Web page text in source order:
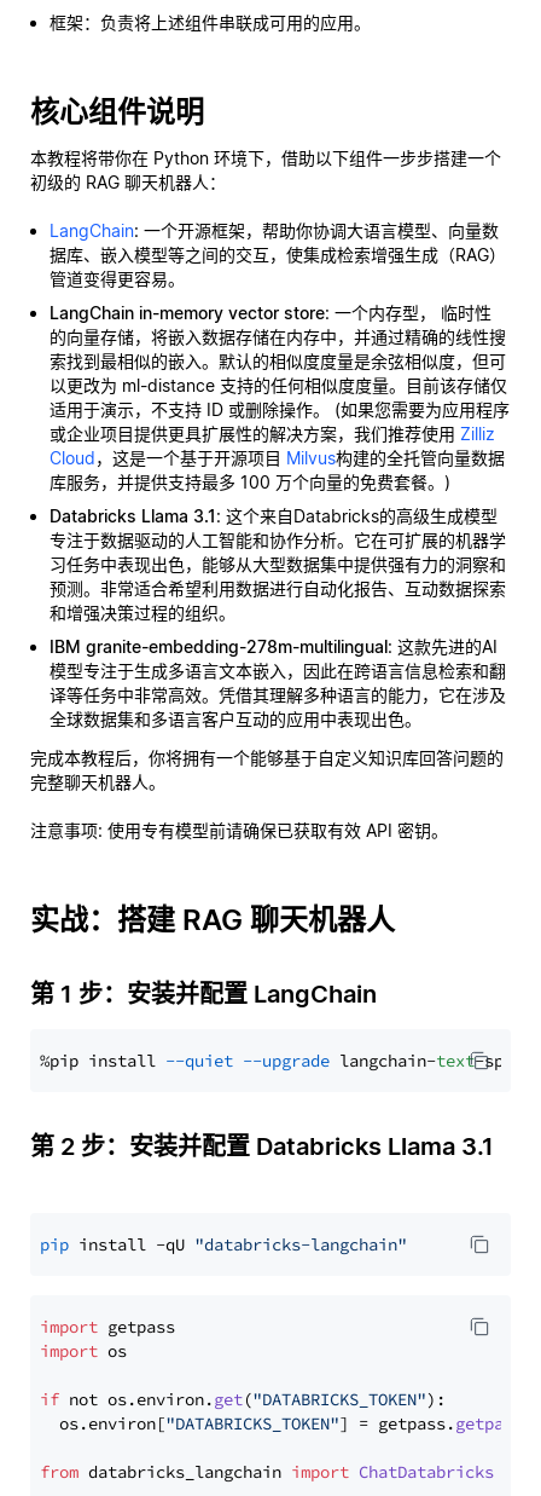
框架：负责将上述组件串联成可用的应用。
核心组件说明
本教程将带你在 Python 环境下，借助以下组件一步步搭建一个
初级的 RAG 聊天机器人：
LangChain: 一个开源框架，帮助你协调大语言模型、向量数
据库、嵌入模型等之间的交互，使集成检索增强生成（RAG）
管道变得更容易。
LangChain in-memory vector store: 一个内存型， 临时性
的向量存储，将嵌入数据存储在内存中，并通过精确的线性搜
索找到最相似的嵌入。默认的相似度度量是余弦相似度，但可
以更改为 ml-distance 支持的任何相似度度量。目前该存储仅
适用于演示，不支持 ID 或删除操作。 (如果您需要为应用程序
或企业项目提供更具扩展性的解决方案，我们推荐使用 Zilliz
Cloud，这是一个基于开源项目 Milvus构建的全托管向量数据
库服务，并提供支持最多 100 万个向量的免费套餐。)
Databricks Llama 3.1: 这个来自Databricks的高级生成模型
专注于数据驱动的人工智能和协作分析。它在可扩展的机器学
习任务中表现出色，能够从大型数据集中提供强有力的洞察和
预测。非常适合希望利用数据进行自动化报告、互动数据探索
和增强决策过程的组织。
IBM granite-embedding-278m-multilingual: 这款先进的AI
模型专注于生成多语言文本嵌入，因此在跨语言信息检索和翻
译等任务中非常高效。凭借其理解多种语言的能力，它在涉及
全球数据集和多语言客户互动的应用中表现出色。
完成本教程后，你将拥有一个能够基于自定义知识库回答问题的
完整聊天机器人。
注意事项: 使用专有模型前请确保已获取有效 API 密钥。
实战：搭建 RAG 聊天机器人
第 1 步：安装并配置 LangChain
%pip install --quiet --upgrade langchain-text
第 2 步：安装并配置 Databricks Llama 3.1
pip install -qU "databricks-langchain"
import
import os
if not os.environ.get("DATABRICKS_TOKEN"):
  os.
environ["DATABRICKS_TOKEN"] = getpass.getpass
from databricks_langchain import ChatDatabricks